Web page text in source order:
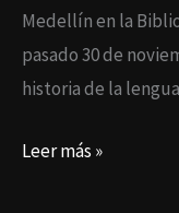
Medellín en la
pasado 30 de
historia de la
Leer más »